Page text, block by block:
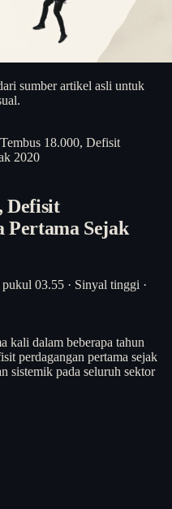
sumber artikel asli untuk
18.000, Defisit
2020
Defisit
Pertama Sejak
03.55 · Sinyal tinggi ·
kali dalam beberapa tahun
perdagangan pertama sejak
sistemik pada seluruh sektor